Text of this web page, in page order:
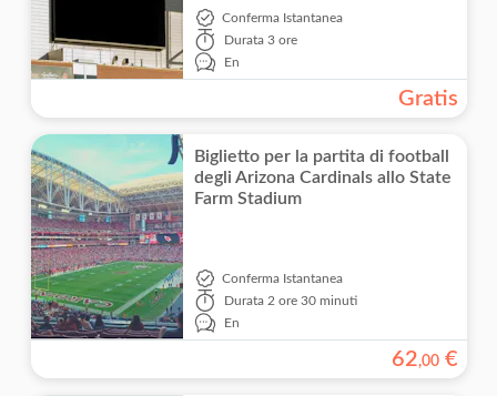
Conferma Istantanea
Durata 3 ore
En
Gratis
Biglietto per la partita di football
degli Arizona Cardinals allo State
Farm Stadium
Conferma Istantanea
Durata 2 ore 30 minuti
En
62,00 €